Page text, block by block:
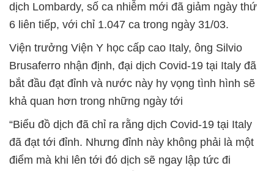
dịch Lombardy, số ca nhiễm mới đã giảm ngày thứ
6 liên tiếp, với chỉ 1.047 ca trong ngày 31/03.
Viện trưởng Viện Y học cấp cao Italy, ông Silvio
Brusaferro nhận định, đại dịch Covid-19 tại Italy đã
bắt đầu đạt đỉnh và nước này hy vọng tình hình sẽ
khả quan hơn trong những ngày tới
“Biểu đồ dịch đã chỉ ra rằng dịch Covid-19 tại Italy
đã đạt tới đỉnh. Nhưng đỉnh này không phải là một
điểm mà khi lên tới đó dịch sẽ ngay lập tức đi